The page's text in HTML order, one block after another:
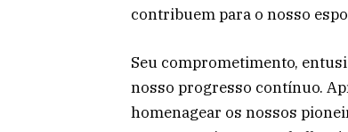
contribuem para o nosso
Seu comprometimento,
nosso progresso contínuo.
homenagear os nossos